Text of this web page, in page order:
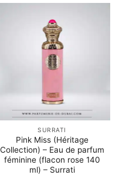
SURRATI
Pink Miss (Héritage
Collection) – Eau de parfum
féminine (flacon rose 140
ml) – Surrati